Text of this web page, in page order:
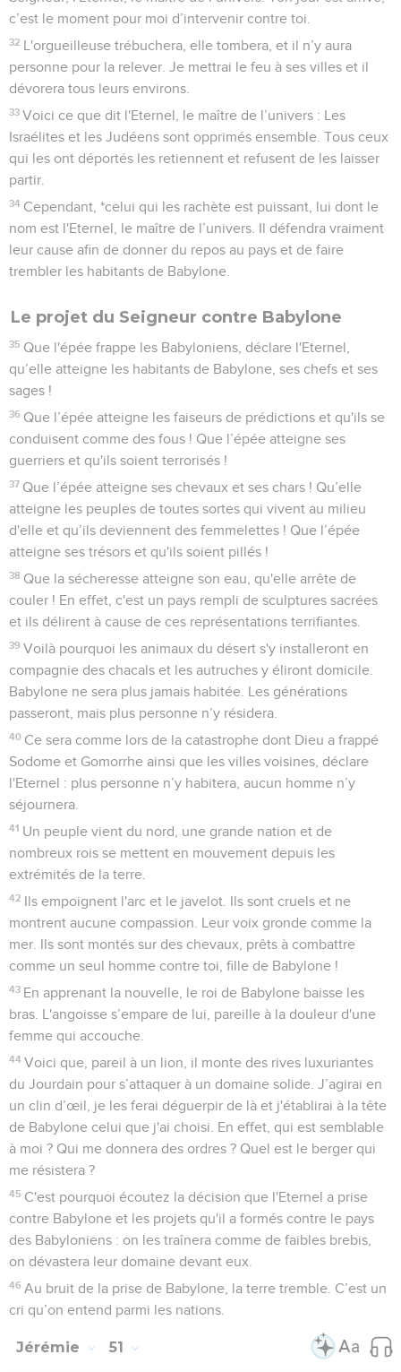
24 Sous vos yeux, je rendrai à Babylone et à tous les
habitants de la Babylonie tout le mal qu'ils ont fait à Sion,
déclare l'Eternel.
25 Oui, je m’en prends à toi, montagne de destruction,
déclare l'Eternel, toi qui détruis toute la terre ! Je déploierai
ma puissance contre toi, je te précipiterai du haut des
rochers et je ferai de toi une montagne carbonisée.
26 On ne pourra tirer de toi ni pierres angulaires ni pierres de
fondation, car tu seras un désert pour toujours, déclare
l'Eternel.
27 Dressez un étendard dans le pays ! Sonnez de la
trompette parmi les nations ! Mettez à part des nations aptes
d'Ararat, de Minni et d'Ashkenaz ! Postez des officiers contre
elle ! Faites avancer les chevaux comme un nuage de
sauterelles !
28 Mettez à part contre elle les nations, les rois de Médie, ses
gouverneurs et tous ses magistrats, et tout le territoire placé
sous leur domination !
29 La terre tremble, elle est bouleversée, car les projets de
l'Eternel contre Babylone s’accomplissent : il va faire de la
région de Babylone un désert inhabité.
30 Les guerriers de Babylone cessent de combattre, ils
restent dans les forteresses. Leur courage s’est éteint, ils
sont devenus comme des femmelettes. On a mis le feu aux
habitations, on a brisé les verrous.
31
Les coursiers se relaient, les messagers se croisent pour
annoncer au roi de Babylone que sa ville est prise de tous
les côtés,
32 que les passages sont occupés, les marais embrasés par le
feu et les hommes de guerre terrifiés.
33 En effet, voici ce que dit l'Eternel, le maître de l’univers, le
Dieu d'Israël : La fille de Babylone est comme une surface de
terrain qu’il est temps de piétiner. Encore un peu de temps
et le moment de la moisson sera venu pour elle.
Jérusalem
34 « Nebucadnetsar, roi de Babylone, m'a dévorée, m'a
dépouillée. Il m’a laissée pareille à un vase vide. Tel un
dragon, il m'a engloutie, il a rempli son ventre de ce que
j'avais de précieux. Il m'a chassée.
35 Que la violence dont j’ai été victime retombe sur
Babylone ! » dit l'habitante de Sion. « Que mon sang retombe
sur les habitants de la Babylonie ! » dit Jérusalem.
36 C'est pourquoi, voici ce que dit l'Eternel : Je vais défendre
ta cause, je te vengerai ! Je mettrai à sec la mer de Babylone
et je ferai disparaître sa source.
37 Babylone deviendra un tas de ruines, un repaire de
chacals, un sujet de consternation et de moquerie. Il n'y aura
plus d'habitants.
38
pousseront des cris comme des lionceaux.
39
Quand ils seront enfiévrés, j’organiserai leur orgie. Je les
rendrai ivres pour qu'ils soient gais, qu’ils s'endorment d'un
Je les conduirai à l’abattoir comme des agneaux, comme
des béliers et des boucs.